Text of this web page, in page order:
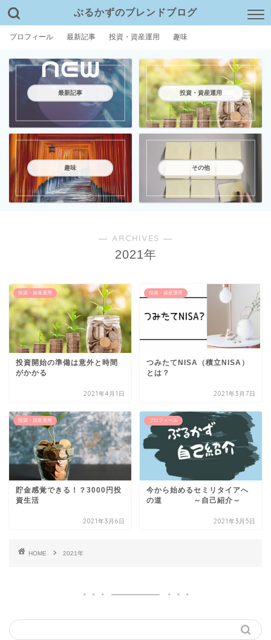
ぶるかずのブレンドブログ
プロフィール 最新記事 投資・資産運用 趣味
最新記事 投資・資産運用
趣味 その他
― ARCHIVES ―
2021年
投資・資産運用
投資開始の準備は意外と時間
がかかる
2021年4月1日
投資・資産運用
つみたてNISA（積立NISA）
とは？
2021年3月7日
投資・資産運用
貯金感覚できる！？3000円投
資生活
2021年3月6日
プロフィール
今から始めるセミリタイアへ
の道 ～自己紹介～
2021年3月5日
HOME 2021年